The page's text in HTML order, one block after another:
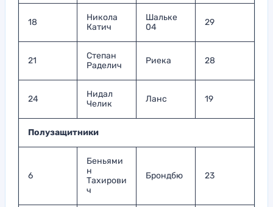
18
Никола
Катич
Шальке
04
29
21
Степан
Раделич
Риека 28
24
Нидал
Челик
Ланс 19
Полузащитники
6
Беньями
н
Тахирови
ч
Брондбю 23